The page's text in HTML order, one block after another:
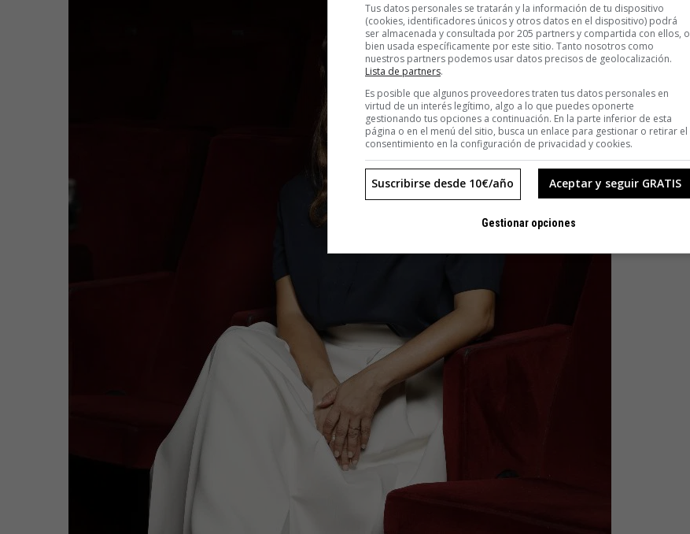
Tus datos personales se tratarán y la información de tu dispositivo
(cookies, identificadores únicos y otros datos en el dispositivo) podrá
ser almacenada y consultada por 205 partners y compartida con ellos, o
bien usada específicamente por este sitio. Tanto nosotros como
nuestros partners podemos usar datos precisos de geolocalización.
Lista de partners.
Es posible que algunos proveedores traten tus datos personales en
virtud de un interés legítimo, algo a lo que puedes oponerte
gestionando tus opciones a continuación. En la parte inferior de esta
página o en el menú del sitio, busca un enlace para gestionar o retirar el
consentimiento en la configuración de privacidad y cookies.
Aceptar y seguir GRATIS
Suscribirse desde 10€/año
Gestionar opciones